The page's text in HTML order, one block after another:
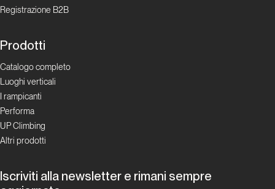
Regale
solitudine
Dal passato al
presente
Hansjörg
Auer
Dal passato al
presente
Registrazione B2B
Prodotti
Catalogo completo
Luoghi verticali
I rampicanti
Performa
UP Climbing
Altri prodotti
Iscriviti alla newsletter e rimani sempre